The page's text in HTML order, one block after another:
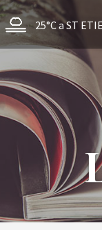
25°Ca ST